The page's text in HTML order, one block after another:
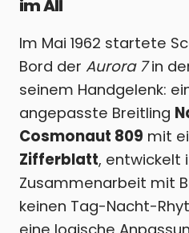
im All
Im Mai 1962 startete
Bord der Aurora 7in
seinem Handgelenk:
angepasste Breitling
Cosmonaut 809 mit
Zifferblatt, entwickelt
Zusammenarbeit mit
keinen Tag-Nacht-